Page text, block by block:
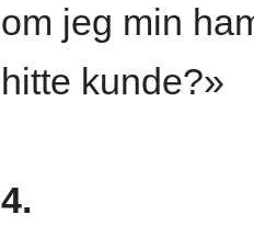
om jeg min
hitte kunde?»
4.